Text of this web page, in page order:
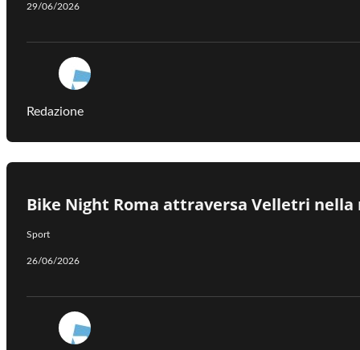
29/06/2026
Redazione
Bike Night Roma attraversa Velletri
Sport
26/06/2026